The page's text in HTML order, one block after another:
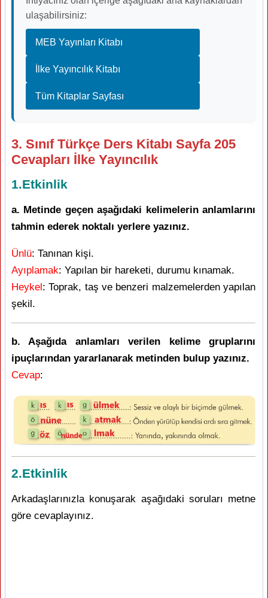
ulaşabilirsiniz:
MEB Yayınları Kitabı
İlke Yayıncılık Kitabı
Tüm Kitaplar Sayfası
3. Sınıf Türkçe Ders Kitabı Sayfa 205
Cevapları İlke Yayıncılık
1.Etkinlik
a. Metinde geçen aşağıdaki kelimelerin anlamlarını
tahmin ederek noktalı yerlere yazınız.
Ünlü: Tanınan kişi.
Ayıplamak: Yapılan bir hareketi, durumu kınamak.
Heykel : Toprak, taş ve benzeri malzemelerden yapılan
şekil.
b. Aşağıda anlamları verilen kelime gruplarını
ipuçlarından yararlanarak metinden bulup yazınız.
Cevap:
2.Etkinlik
Arkadaşlarınızla konuşarak aşağıdaki soruları metne
göre cevaplayınız.